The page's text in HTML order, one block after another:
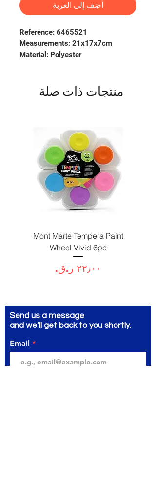
أضِف إلى العربة
Reference: 6465521
Measurements: 21x17x7cm
Material: Polyester
منتجات ذات صلة
Mont Marte Tempera Paint
Wheel Vivid 6pc
السعر
Send us a message
and we’ll get back to you shortly.
Email